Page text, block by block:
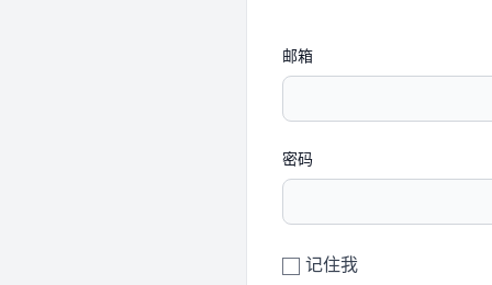
邮箱
密码
记住我